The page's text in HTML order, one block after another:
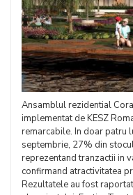
Ansamblul rezidential
implementat de KESZ
remarcabile. In doar patru
septembrie, 27% din
reprezentand tranzactii in
confirmand atractivitatea
Rezultatele au fost